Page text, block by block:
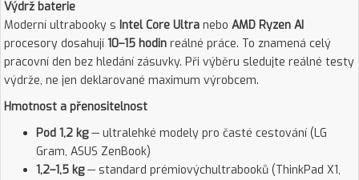
Výdrž baterie
Moderní ultrabooky s Intel Core Ultra nebo AMD Ryzen AI
procesory dosahují 10–15 hodin reálné práce. To znamená celý
pracovní den bez hledání zásuvky. Při výběru sledujte reálné testy
výdrže, ne jen deklarované maximum výrobcem.
Hmotnost a přenositelnost
Pod 1,2 kg— ultralehké modely pro časté cestování (LG
Gram, ASUS ZenBook)
1,2–1,5 kg— standard prémiovýchultrabooků (ThinkPad X1,